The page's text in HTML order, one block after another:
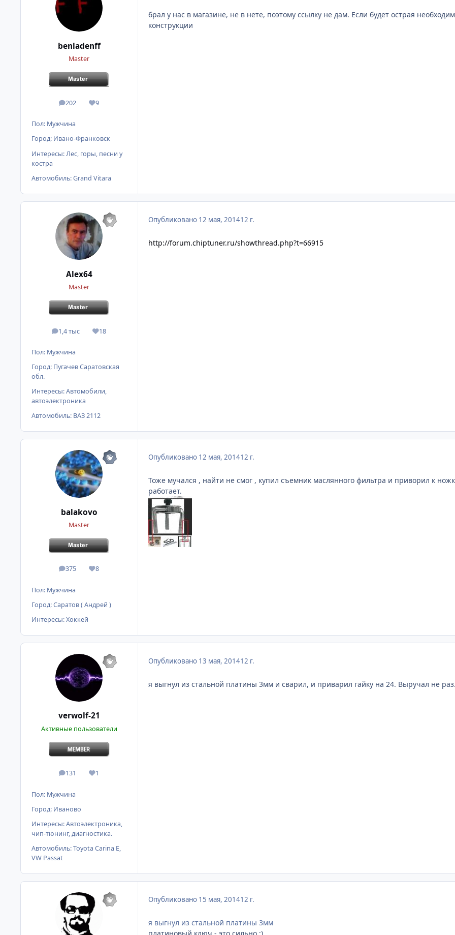
benladenff
Master
202
сообщения
9
Репутация
Пол: Мужчина
Город: Ивано-Франковск
Интересы:Лес, горы, песни у
костра
Автомобиль:Grand Vitara
брал у нас в магазине, не в нете, поэтому ссылку не дам. Если будет острая
конструкции
Alex64
Master
1,4 тыс
сообщения18
Репутация
Пол: Мужчина
Город: Пугачев Саратовская
обл.
Интересы:Автомобили,
автоэлектроника
Автомобиль: ВАЗ 2112
Опубликовано 12 мая, 201412 г.
http://forum.chiptuner.ru/showthread.php?t=66915
balakovo
Master
375
сообщения
8
Репутация
Пол: Мужчина
Город:Саратов ( Андрей )
Интересы:Хоккей
Опубликовано 12 мая, 201412 г.
Тоже мучался , найти не смог , купил съемник маслянного фильтра и приворил к
работает.
verwolf-21
Активные пользователи
131
сообщения
1
Репутация
Пол: Мужчина
Город: Иваново
Интересы:Автоэлектроника,
чип-тюнинг, диагностика.
Автомобиль:Toyota Carina E,
VW Passat
Опубликовано 13 мая, 201412 г.
я выгнул из стальной платины 3мм и сварил, и приварил гайку на 24. Выручал не
Опубликовано 15 мая, 201412 г.
я выгнул из стальной платины 3мм